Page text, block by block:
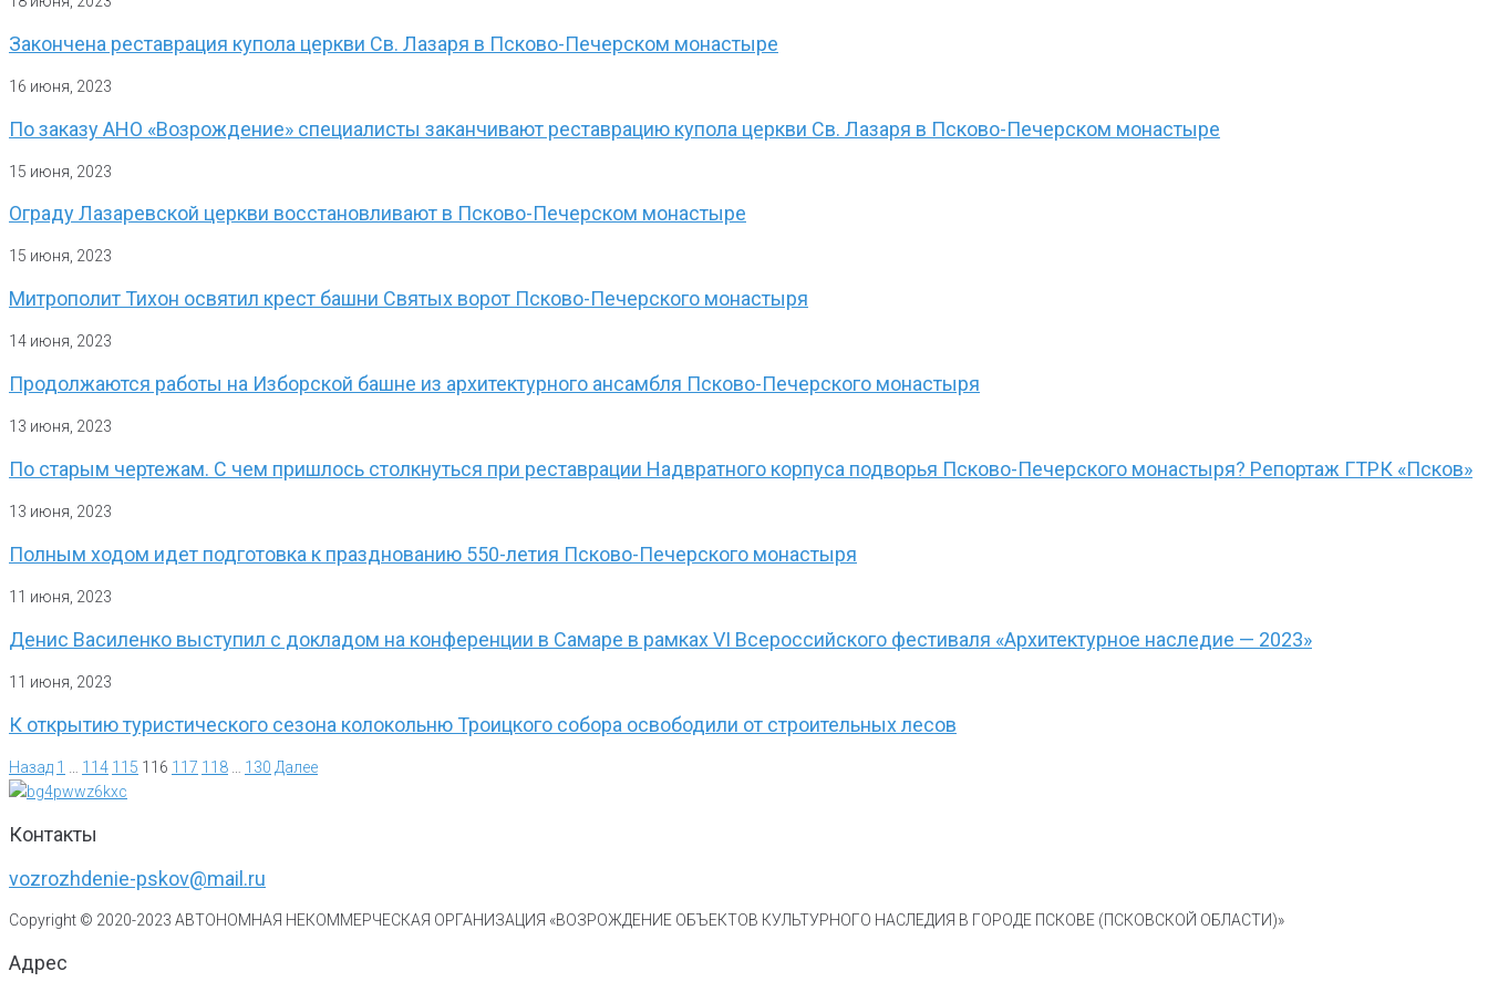
Закончена реставрация купола церкви Св. Лазаря в Псково-Печерском монастыре
16 июня, 2023
По заказу АНО «Возрождение» специалисты заканчивают реставрацию купола церкви Св. Лазаря в Псково-Печерском монастыре
15 июня, 2023
Ограду Лазаревской церкви восстановливают в Псково-Печерском монастыре
15 июня, 2023
Митрополит Тихон освятил крест башни Святых ворот Псково-Печерского монастыря
14 июня, 2023
Продолжаются работы на Изборской башне из архитектурного ансамбля Псково-Печерского монастыря
13 июня, 2023
По старым чертежам. С чем пришлось столкнуться при реставрации Надвратного корпуса подворья Псково-Печерского монастыря? Репортаж ГТРК «Псков»
13 июня, 2023
Полным ходом идет подготовка к празднованию 550-летия Псково-Печерского монастыря
11 июня, 2023
Денис Василенко выступил с докладом на конференции в Самаре в рамках VI Всероссийского фестиваля «Архитектурное наследие — 2023»
11 июня, 2023
К открытию туристического сезона колокольню Троицкого собора освободили от строительных лесов
Назад 1 114 115 116 117 118 130 Далее
Контакты
vozrozhdenie-pskov@mail.ru
Copyright © 2020-2023 АВТОНОМНАЯ НЕКОММЕРЧЕСКАЯ ОРГАНИЗАЦИЯ «ВОЗРОЖДЕНИЕ ОБЪЕКТОВ КУЛЬТУРНОГО НАСЛЕДИЯ В ГОРОДЕ ПСКОВЕ (ПСКОВСКОЙ ОБЛАСТИ)»
Адрес